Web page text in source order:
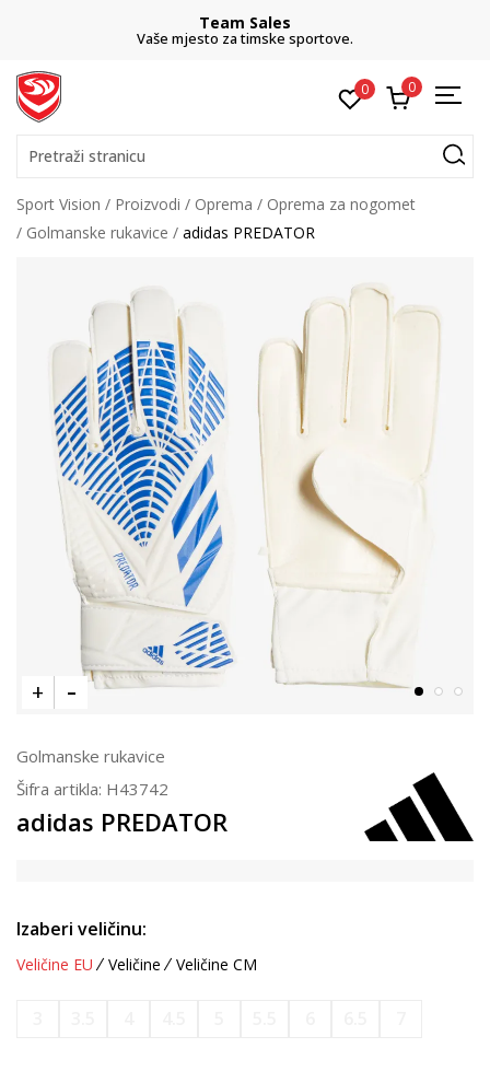
Team Sales
Vaše mjesto za timske sportove.
0 0
Pretraži stranicu
Sport Vision Proizvodi Oprema
Oprema za nogomet
Golmanske rukavice
adidas PREDATOR
Golmanske rukavice
Šifra artikla: H43742
adidas PREDATOR
Izaberi veličinu:
Veličine EU Veličine Veličine CM